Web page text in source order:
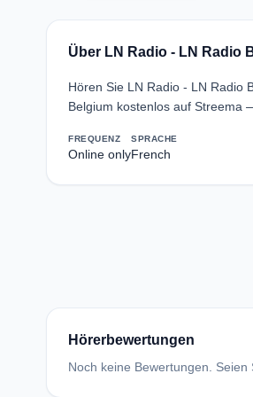
Über LN Radio - LN Radio
Hören Sie LN Radio - LN Radio
Belgium kostenlos auf Streema
FREQUENZ
Online only
SPRACHE
French
Hörerbewertungen
Noch keine Bewertungen.